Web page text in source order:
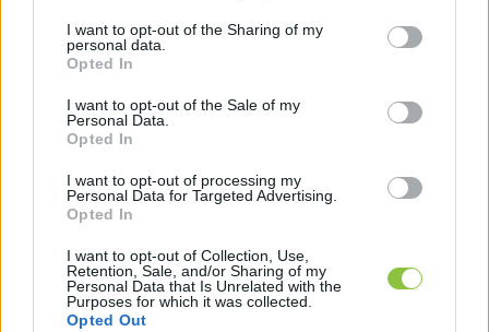
not limited to your visit or usage behaviour. You may click to
grant or deny consent to Google and its third-party tags to
use your data for below specified purposes in below Google
consent section.
I want to opt-out of the Sharing of my
personal data.
Opted In
I want to opt-out of the Sale of my
Personal Data.
Opted In
I want to opt-out of processing my
Personal Data for Targeted Advertising.
Opted In
I want to opt-out of Collection, Use,
Retention, Sale, and/or Sharing of my
Personal Data that Is Unrelated with the
Purposes for which it was collected.
Opted Out
januárban ez a kísérlet kudarcba fulladt, miután
senkinek sem kellett az ingatlan 28,3 milliárd
Most azonban a korábbi Novák-rezidenciát 25,5
milliárd forintért próbálják eladni, az
ajánlattevőknek először a vételár negyedét,
több mint 6 milliárd forintot kell letenniük az
asztalra február 19-ig. A licitálásra ezután két nap